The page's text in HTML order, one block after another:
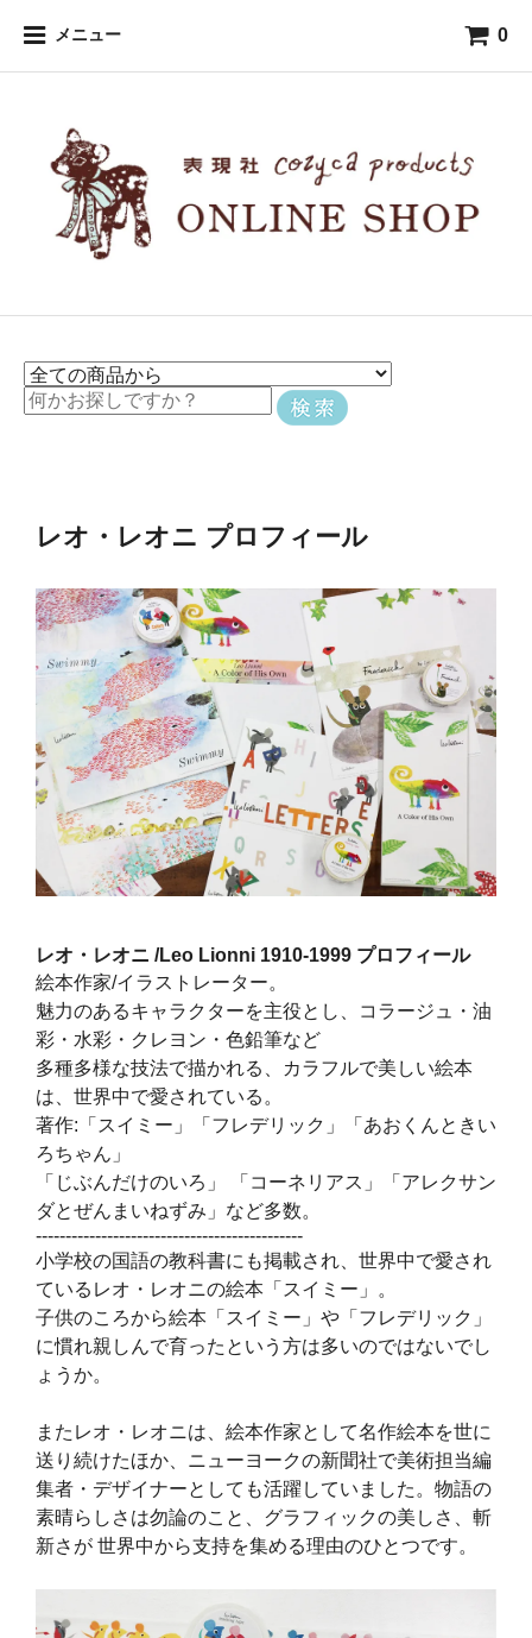
メニュー 0
レオ・レオニ プロフィール
レオ・レオニ /Leo Lionni 1910-1999 プロフィール
絵本作家/イラストレーター。
魅力のあるキャラクターを主役とし、コラージュ・油
彩・水彩・クレヨン・色鉛筆など
多種多様な技法で描かれる、カラフルで美しい絵本
は、世界中で愛されている。
著作:「スイミー」「フレデリック」「あおくんときい
ろちゃん」
「じぶんだけのいろ」 「コーネリアス」「アレクサン
ダとぜんまいねずみ」など多数。
---------------------------------------------
小学校の国語の教科書にも掲載され、世界中で愛され
ているレオ・レオニの絵本「スイミー」。
子供のころから絵本「スイミー」や「フレデリック」
に慣れ親しんで育ったという方は多いのではないでし
ょうか。
またレオ・レオニは、絵本作家として名作絵本を世に
送り続けたほか、ニューヨークの新聞社で美術担当編
集者・デザイナーとしても活躍していました。物語の
素晴らしさは勿論のこと、グラフィックの美しさ、斬
新さが 世界中から支持を集める理由のひとつです。